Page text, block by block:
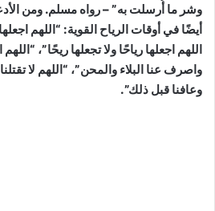
وشر ما أُرسلت به” – رواه مسلم. ومن
أيضًا في أوقات الرياح القوية: “اللهم
اللهم اجعلها رياحًا ولا تجعلها ريحًا”،
واصرف عنا البلاء والمحن”، “اللهم لا
وعافنا قبل ذلك”.